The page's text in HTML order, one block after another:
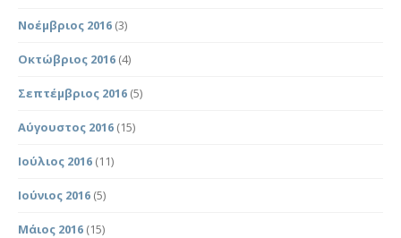
Νοέμβριος 2016 (3)
Οκτώβριος 2016 (4)
Σεπτέμβριος 2016 (5)
Αύγουστος 2016 (15)
Ιούλιος 2016 (11)
Ιούνιος 2016 (5)
Μάιος 2016 (15)